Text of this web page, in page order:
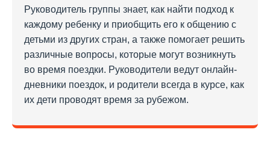
Руководитель группы знает, как найти подход к
каждому ребенку и приобщить его к общению с
детьми из других стран, а также помогает решить
различные вопросы, которые могут возникнуть
во время поездки. Руководители ведут онлайн-
дневники поездок, и родители всегда в курсе, как
их дети проводят время за рубежом.